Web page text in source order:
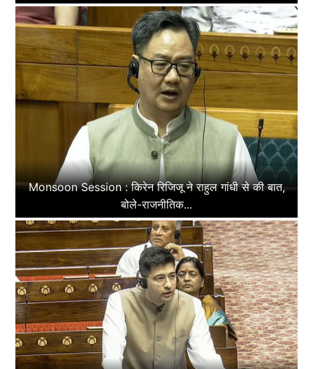
Monsoon Session : किरेन रिजिजू ने राहुल गांधी से की बात,
बोले-राजनीतिक...